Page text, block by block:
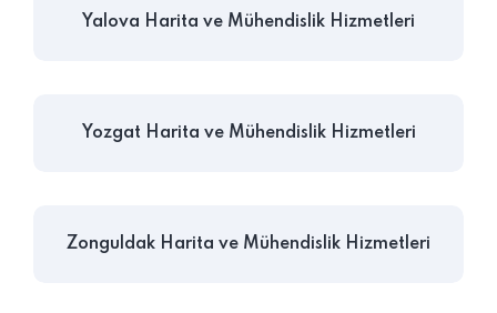
Yalova Harita ve Mühendislik Hizmetleri
Yozgat Harita ve Mühendislik Hizmetleri
Zonguldak Harita ve Mühendislik Hizmetleri